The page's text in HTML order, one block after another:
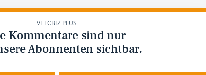
VELOBIZ PLUS
Kommentare sind nur
Abonnenten sichtbar.